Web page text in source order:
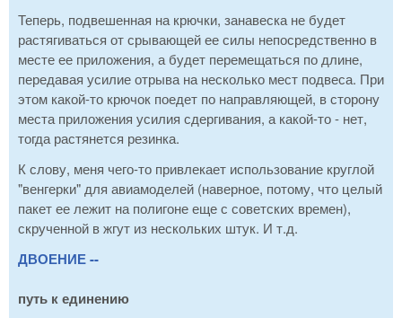
Теперь, подвешенная на крючки, занавеска не будет
растягиваться от срывающей ее силы непосредственно в
месте ее приложения, а будет перемещаться по длине,
передавая усилие отрыва на несколько мест подвеса. При
этом какой-то крючок поедет по направляющей, в сторону
места приложения усилия сдергивания, а какой-то - нет,
тогда растянется резинка.
К слову, меня чего-то привлекает использование круглой
"венгерки" для авиамоделей (наверное, потому, что целый
пакет ее лежит на полигоне еще с советских времен),
скрученной в жгут из нескольких штук. И т.д.
ДВОЕНИЕ --
путь к единению